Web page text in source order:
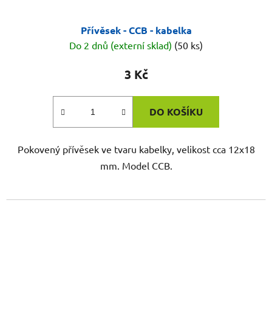
Přívěsek - CCB - kabelka
Do 2 dnů (externí sklad) (50 ks)
3 Kč
DO KOŠÍKU
Pokovený přívěsek ve tvaru kabelky, velikost cca 12x18
mm. Model CCB.